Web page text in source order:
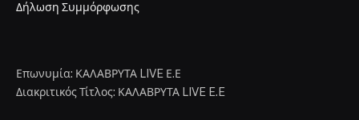
Δήλωση Συμμόρφωσης
Επωνυμία: ΚΑΛΑΒΡΥΤΑ LIVE Ε.Ε
Διακριτικός Τίτλος: ΚΑΛΑΒΡΥΤΑ LIVE E.E